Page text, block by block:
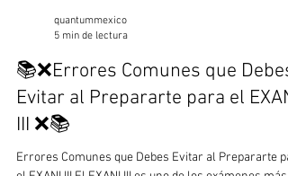
5 min de lectura
📚❌Errores Comunes que Debes
Evitar al Prepararte para el EXANI
III ❌📚